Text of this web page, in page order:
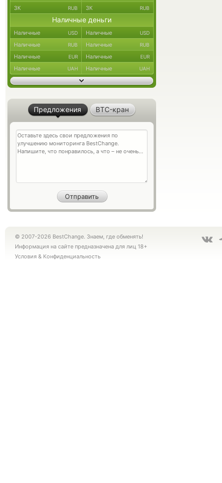
ЗК RUB ЗК RUB
Наличные деньги
Наличные USD Наличные USD
Наличные RUB Наличные RUB
Наличные EUR Наличные EUR
Наличные UAH Наличные UAH
Предложения BTC-кран
© 2007-2026 BestChange. Знаем, где обменять!
Информация на сайте предназначена для лиц 18+
Условия & Конфиденциальность